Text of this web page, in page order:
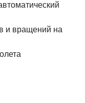
и вращений на